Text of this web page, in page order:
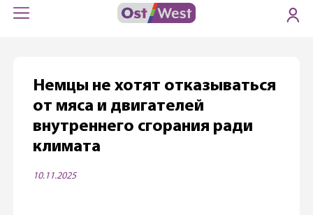
Немцы не хотят отказываться
от мяса и двигателей
внутреннего сгорания ради
климата
10.11.2025